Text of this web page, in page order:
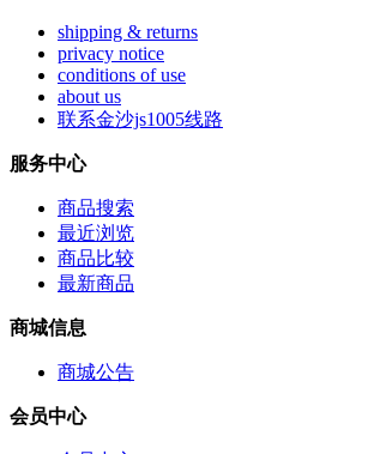
shipping & returns
privacy notice
conditions of use
about us
联系金沙js1005线路
服务中心
商品搜索
最近浏览
商品比较
最新商品
商城信息
商城公告
会员中心